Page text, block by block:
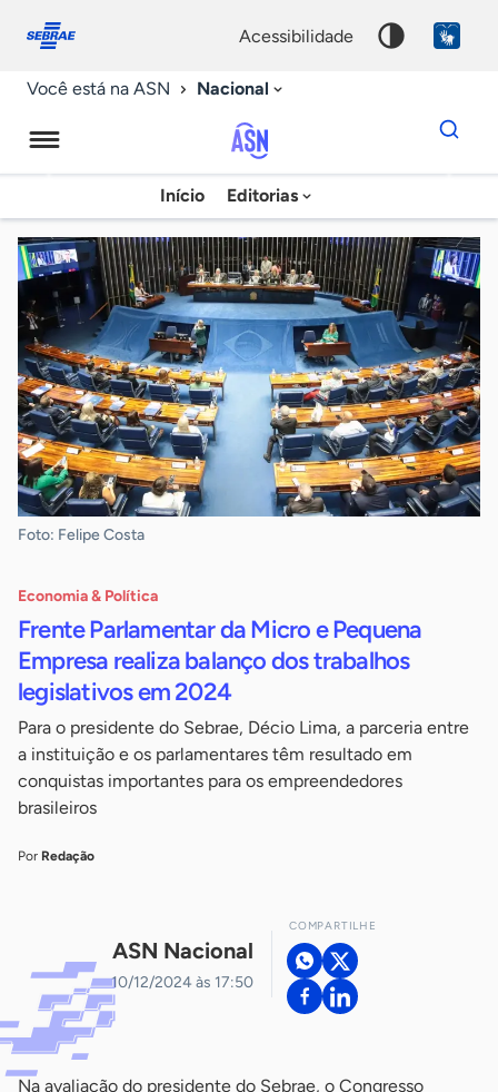
conosco
acessibilidade
Você está na ASN Nacional
Agência
Sebrae
de
Notícias
Início Editorias
Dados
para
chave
Foto: Felipe Costa
Economia & Política
Frente Parlamentar da Micro e Pequena
Empresa realiza balanço dos trabalhos
legislativos em 2024
Para o presidente do Sebrae, Décio Lima, a parceria entre
a instituição e os parlamentares têm resultado em
conquistas importantes para os empreendedores
brasileiros
Por Redação
ASN Nacional
10/12/2024 às 17:50
COMPARTILHE
Na avaliação do presidente do Sebrae, o Congresso